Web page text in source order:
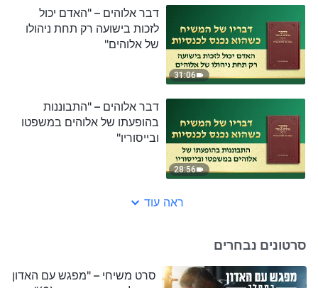
31:06
דבר אלוהים – "האדם יכול
לזכות בישועה רק תחת ניהולו
של אלוהים"
28:56
דבר אלוהים – "התבוננות
בהופעתו של אלוהים במשפטו
ובייסוריו"
ראה עוד
סרטונים נבחרים
סרט משיחי – "מפגש עם האדון